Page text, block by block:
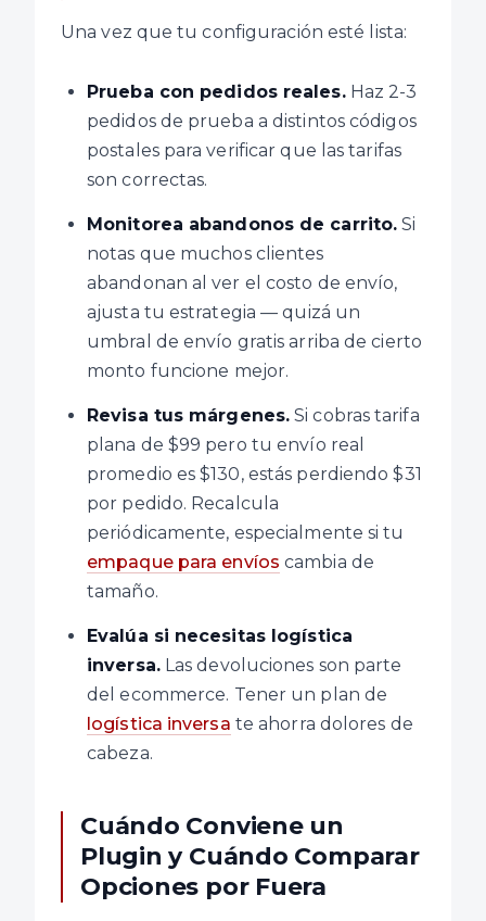
Una vez que tu configuración esté lista:
Prueba con pedidos reales.Haz 2-3
pedidos de prueba a distintos códigos
postales para verificar que las tarifas
son correctas.
Monitorea abandonos de carrito. Si
notas que muchos clientes
abandonan al ver el costo de envío,
ajusta tu estrategia — quizá un
umbral de envío gratis arriba de cierto
monto funcione mejor.
Revisa tus márgenes. Si cobras tarifa
plana de $99 pero tu envío real
promedio es $130, estás perdiendo $31
por pedido. Recalcula
periódicamente, especialmente si tu
empaque para envíos cambia de
tamaño.
Evalúa si necesitas logística
inversa.Las devoluciones son parte
del ecommerce. Tener un plan de
logística inversa te ahorra dolores de
cabeza.
Cuándo Conviene un
Plugin y Cuándo Comparar
Opciones por Fuera